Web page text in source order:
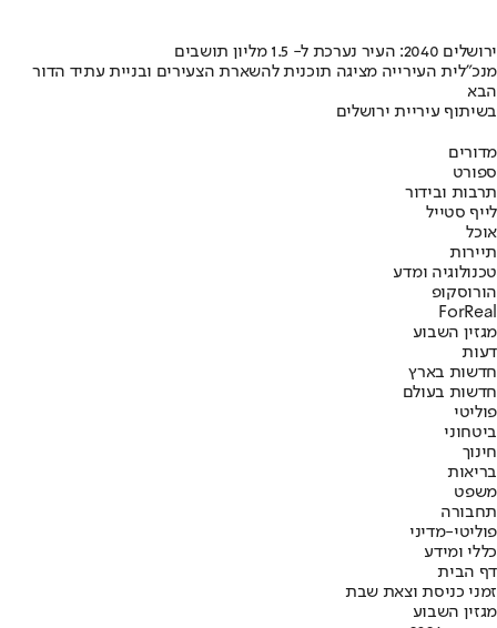
ירושלים 2040: העיר נערכת ל- 1.5 מליון תושבים
מנכ"לית העירייה מציגה תוכנית להשארת הצעירים ובניית עתיד הדור
הבא
בשיתוף עיריית ירושלים
מדורים
ספורט
תרבות ובידור
לייף סטייל
אוכל
תיירות
טכנולוגיה ומדע
הורוסקופ
ForReal
מגזין השבוע
דעות
חדשות בארץ
חדשות בעולם
פוליטי
ביטחוני
חינוך
בריאות
משפט
תחבורה
פוליטי-מדיני
כללי ומידע
דף הבית
זמני כניסת וצאת שבת
מגזין השבוע